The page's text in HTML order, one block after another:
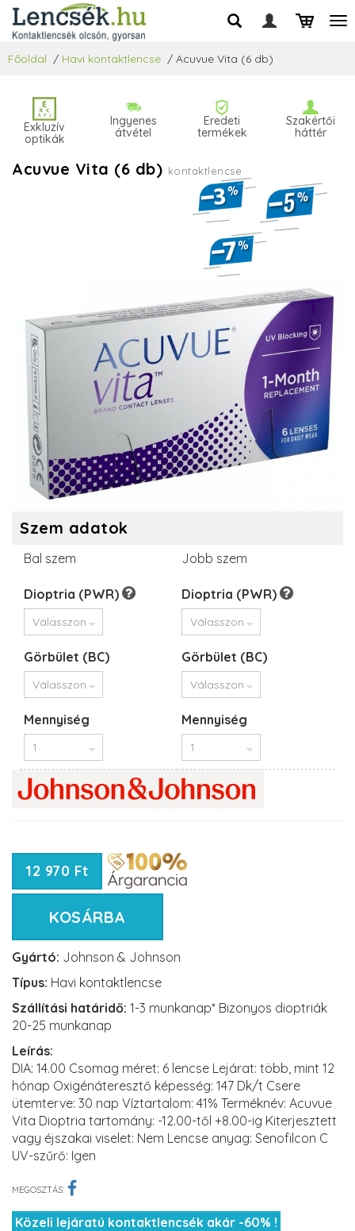
Főoldal / Havi kontaktlencse / Acuvue Vita (6 db)
Exkluzív
optikák
Ingyenes
átvétel
Eredeti
termékek
Szakértői
háttér
Acuvue Vita (6 db) kontaktlencse
Szem adatok
Bal szem
Dioptria (PWR)
Görbület (BC)
Mennyiség
Jobb szem
Dioptria (PWR)
Görbület (BC)
Mennyiség
12 970 Ft
KOSÁRBA
Gyártó: Johnson & Johnson
Típus: Havi kontaktlencse
Szállítási határidő: 1-3 munkanap* Bizonyos dioptriák
20-25 munkanap
Leírás:
DIA: 14.00 Csomag méret: 6 lencse Lejárat: több, mint 12
hónap Oxigénáteresztő képesség: 147 Dk/t Csere
ütemterve: 30 nap Víztartalom: 41% Terméknév: Acuvue
Vita Dioptria tartomány: -12.00-től +8.00-ig Kiterjesztett
vagy éjszakai viselet: Nem Lencse anyag: Senofilcon C
UV-szűrő: Igen
MEGOSZTÁS:
Közeli lejáratú kontaktlencsék akár -60% !